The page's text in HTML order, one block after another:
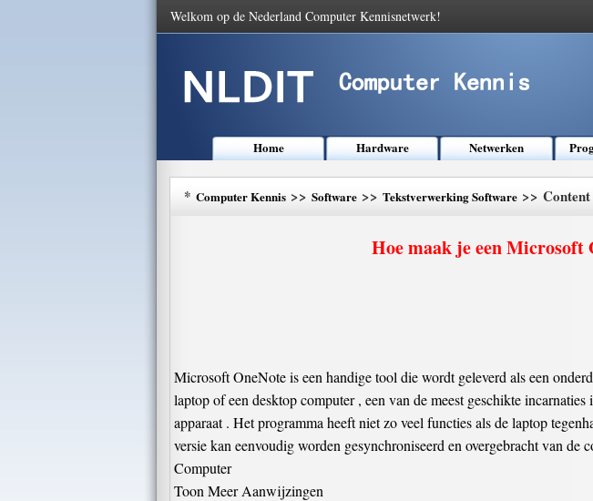
Welkom op de Nederland Computer Kennisnetwerk!
Home Hardware Netwerken
* Computer Kennis >> Software >> Tekstverwerking Software >> Content
Hoe maak je een Microsoft
Microsoft OneNote is een handige tool die wordt geleverd als een
laptop of een desktop computer , een van de meest geschikte
apparaat . Het programma heeft niet zo veel functies als de laptop
versie kan eenvoudig worden gesynchroniseerd en overgebracht van
Computer
Toon Meer Aanwijzingen